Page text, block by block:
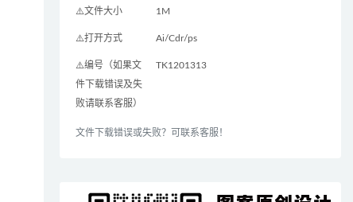
⚠️文件大小 1M
⚠️打开方式 Ai/Cdr/ps
⚠️编号（如果文
件下载错误及失
败请联系客服）
TK1201313
文件下载错误或失败？可联系客服！